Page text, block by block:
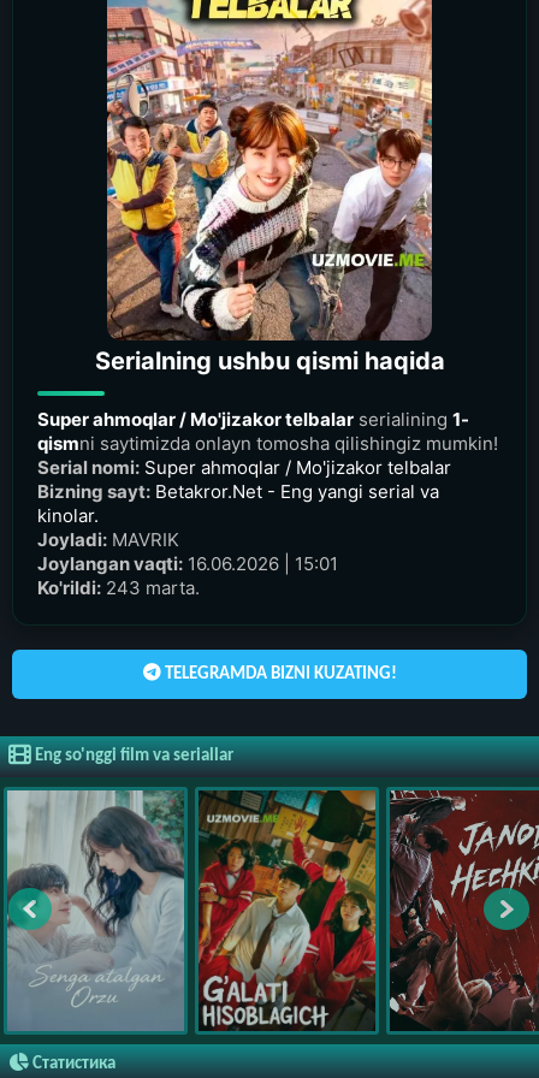
Serialning ushbu qismi haqida
Super ahmoqlar / Mo'jizakor telbalar serialining 1-
qismni saytimizda onlayn tomosha qilishingiz mumkin!
Serial nomi: Super ahmoqlar / Mo'jizakor telbalar
Bizning sayt: Betakror.Net - Eng yangi serial va
kinolar.
Joyladi: MAVRIK
Joylangan vaqti: 16.06.2026 | 15:01
Ko'rildi: 243 marta.
TELEGRAMDA BIZNI KUZATING!
Eng so'nggi film va seriallar
Статистика